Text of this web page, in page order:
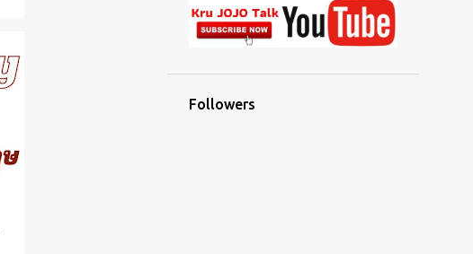
PASSIVE VOICE
READMEREADMYBOOK TALK
TENSE TRAVELING
Followers